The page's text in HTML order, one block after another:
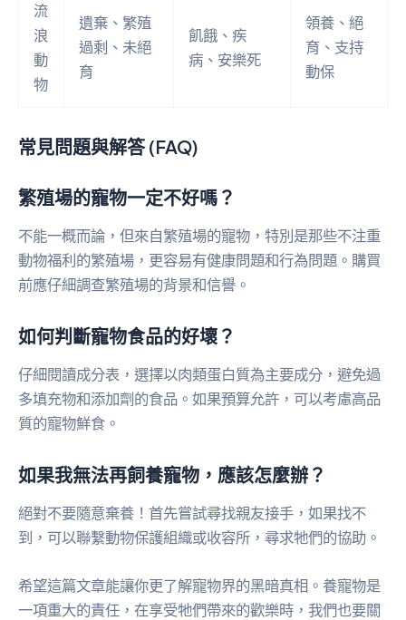
流
浪
動
物
遺棄、繁殖
過剩、未絕
育
飢餓、疾
病、安樂死
領養、絕
育、支持
動保
常見問題與解答 (FAQ)
繁殖場的寵物一定不好嗎？
不能一概而論，但來自繁殖場的寵物，特別是那些不注重
動物福利的繁殖場，更容易有健康問題和行為問題。購買
前應仔細調查繁殖場的背景和信譽。
如何判斷寵物食品的好壞？
仔細閱讀成分表，選擇以肉類蛋白質為主要成分，避免過
多填充物和添加劑的食品。如果預算允許，可以考慮高品
質的寵物鮮食。
如果我無法再飼養寵物，應該怎麼辦？
絕對不要隨意棄養！首先嘗試尋找親友接手，如果找不
到，可以聯繫動物保護組織或收容所，尋求牠們的協助。
希望這篇文章能讓你更了解寵物界的黑暗真相。養寵物是
一項重大的責任，在享受牠們帶來的歡樂時，我們也要關